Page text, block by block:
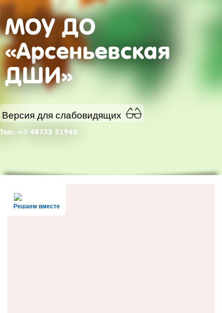
МОУ ДО
«Арсеньевская
ДШИ»
Версия для слабовидящих
Тел.: +7 48733 21945
Решаем вместе